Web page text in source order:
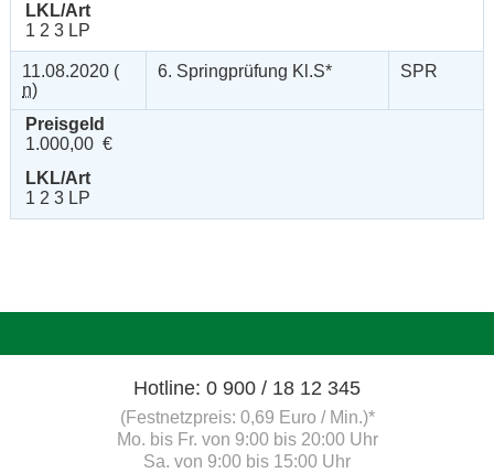
LKL/Art
1 2 3 LP
11.08.2020 (
n)
6. Springprüfung Kl.S* SPR
Preisgeld
1.000,00 €
LKL/Art
1 2 3 LP
Hotline: 0 900 / 18 12 345
(Festnetzpreis: 0,69 Euro / Min.)*
Mo. bis Fr. von 9:00 bis 20:00 Uhr
Sa. von 9:00 bis 15:00 Uhr